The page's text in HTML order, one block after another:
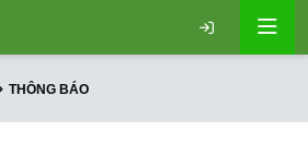
THÔNG BÁO